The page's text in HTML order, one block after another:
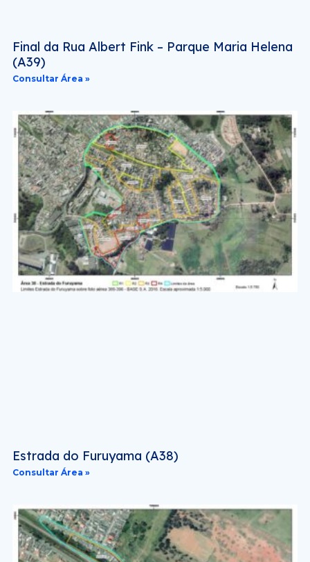
Final da Rua Albert Fink – Parque Maria Helena
(A39)
Consultar Área »
Estrada do Furuyama (A38)
Consultar Área »